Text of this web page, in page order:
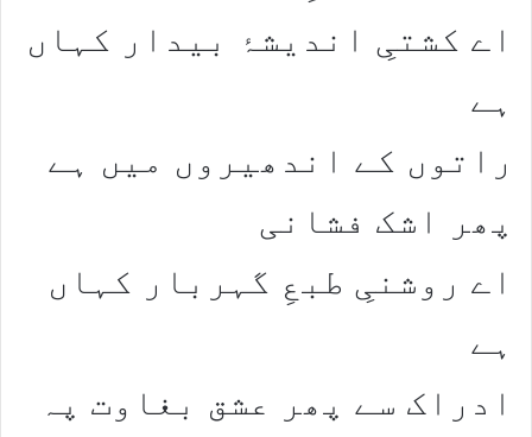
اے کشتیِ اندیشۂ بیدار کہاں
ہے​
​راتوں کے اندھیروں میں ہے
پھر اشک فشانی​
اے روشنیِ طبعِ گہربار کہاں
ہے​
​ادراک سے پھر عشق بغاوت پہ